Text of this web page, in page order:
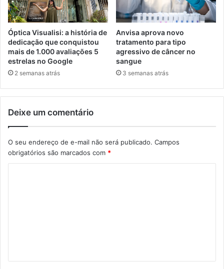
Óptica Visualisi: a história de
dedicação que conquistou
mais de 1.000 avaliações 5
estrelas no Google
2 semanas atrás
Anvisa aprova novo
tratamento para tipo
agressivo de câncer no
sangue
3 semanas atrás
Deixe um comentário
O seu endereço de e-mail não será publicado. Campos
obrigatórios são marcados com *
á